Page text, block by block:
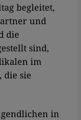
begleitet,
und
die
sind,
im
die sie
in